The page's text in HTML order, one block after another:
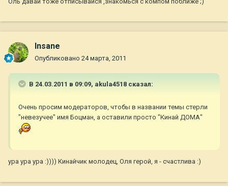
Insane
Опубликовано 24 марта, 2011
В 24.03.2011 в 09:09, akula4518 сказал:
Очень просим модераторов, чтобы в названии темы стерли
"невезучее" имя Боцман, а оставили просто "Кинай ДОМА"
ура ура ура :)))) Кинайчик молодец, Оля герой, я - счастлива :)